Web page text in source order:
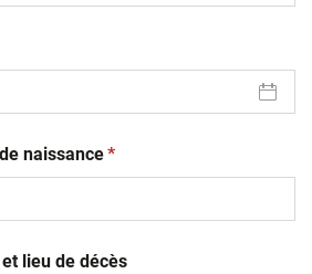
naissance(obligatoire)
*
lieu de décès